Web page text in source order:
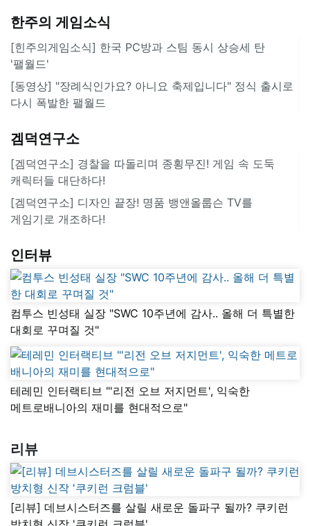
한주의 게임소식
[힌주의게임소식] 한국 PC방과 스팀 동시 상승세 탄
'팰월드'
[동영상] "장례식인가요? 아니요 축제입니다" 정식 출시로
다시 폭발한 팰월드
겜덕연구소
[겜덕연구소] 경찰을 따돌리며 종횡무진! 게임 속 도둑
캐릭터들 대단하다!
[겜덕연구소] 디자인 끝장! 명품 뱅앤올룹슨 TV를
게임기로 개조하다!
인터뷰
컴투스 빈성태 실장 "SWC 10주년에 감사.. 올해 더 특별한
대회로 꾸며질 것"
테레민 인터랙티브 "'리전 오브 저지먼트', 익숙한
메트로배니아의 재미를 현대적으로"
리뷰
[리뷰] 데브시스터즈를 살릴 새로운 돌파구 될까? 쿠키런